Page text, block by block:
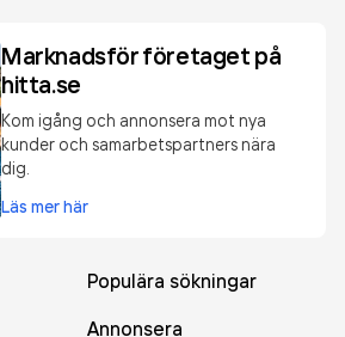
Marknadsför företaget på
hitta.se
Kom igång och annonsera mot nya
kunder och samarbetspartners nära
dig.
Läs mer här
Populära sökningar
Annonsera